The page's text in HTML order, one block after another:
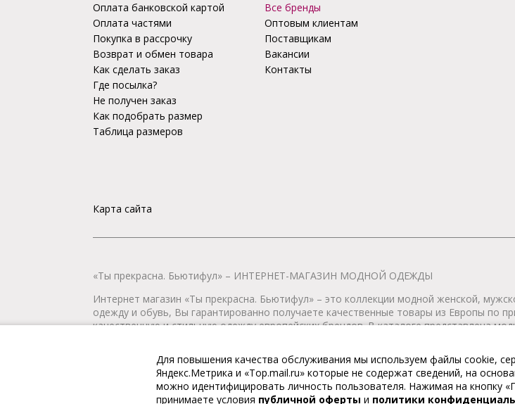
Оплата банковской картой
Оплата частями
Покупка в рассрочку
Возврат и обмен товара
Как сделать заказ
Где посылка?
Не получен заказ
Как подобрать размер
Таблица размеров
Карта сайта
Все бренды
Оптовым клиентам
Поставщикам
Вакансии
Контакты
«Ты прекрасна. Бьютифул» – ИНТЕРНЕТ-МАГАЗИН МОДНОЙ ОДЕЖДЫ
Интернет магазин «Ты прекрасна. Бьютифул» – это коллекции модной женской,
одежду и обувь, Вы гарантированно получаете качественные товары из Европы по
качественную и стильную одежду европейских брендов. В каталоге представлена
© 2009-2026. «Ты прекрасна. Бьютифул» – интернет-магазин модной одежды. Все
Для повышения качества обслуживания мы используем файлы cookie,
Яндекс.Метрика и «Top.mail.ru» которые не содержат сведений, на
можно идентифицировать личность пользователя. Нажимая на кнопку
принимаете условия публичной оферты и политики